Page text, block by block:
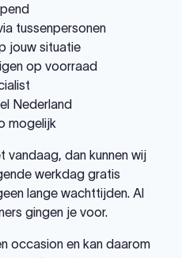
tussenpersonen
jouw situatie
op voorraad
Nederland
mogelijk
vandaag, dan kunnen wij
werkdag gratis
lange wachttijden. Al
gingen je voor.
occasion en kan daarom